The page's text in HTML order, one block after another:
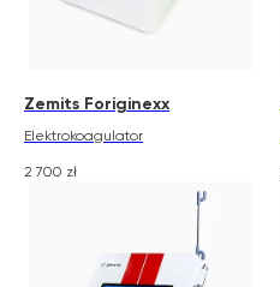
Zemits Foriginexx
Elektrokoagulator
2 700 zł